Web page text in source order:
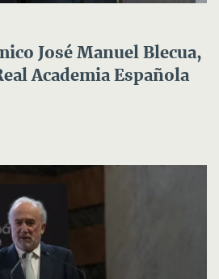
José Manuel Blecua,
Academia Española